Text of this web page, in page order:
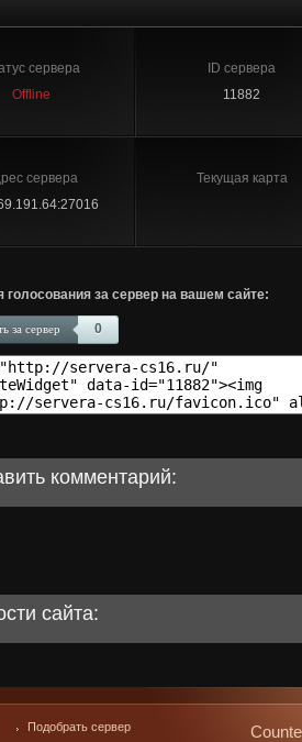
сервера
Offline
ID сервера
11882
сервера
Текущая карта
голосования за сервер на вашем сайте:
0
за сервер
комментарий:
сайта:
Подобрать сервер